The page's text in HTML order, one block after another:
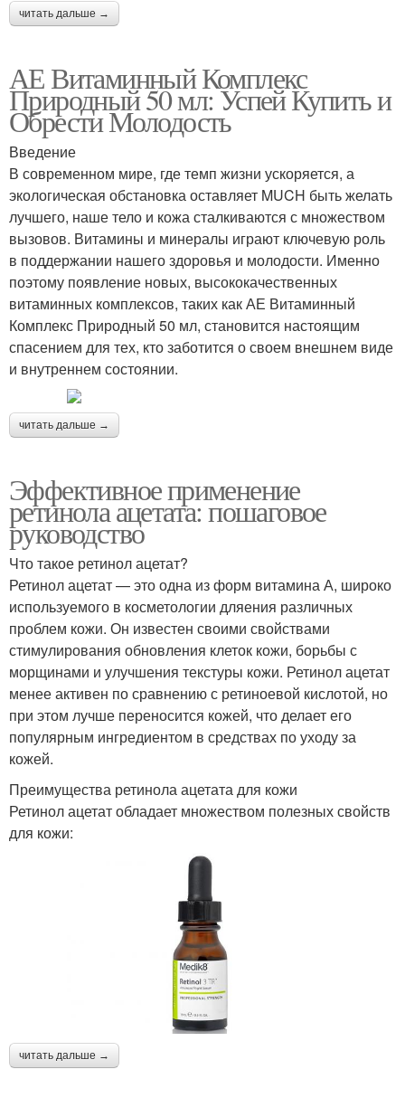
читать дальше →
АЕ Витаминный Комплекс
Природный 50 мл: Успей Купить и
Обрести Молодость
Введение
В современном мире, где темп жизни ускоряется, а
экологическая обстановка оставляет MUCH быть желать
лучшего, наше тело и кожа сталкиваются с множеством
вызовов. Витамины и минералы играют ключевую роль
в поддержании нашего здоровья и молодости. Именно
поэтому появление новых, высококачественных
витаминных комплексов, таких как АЕ Витаминный
Комплекс Природный 50 мл, становится настоящим
спасением для тех, кто заботится о своем внешнем виде
и внутреннем состоянии.
читать дальше →
Эффективное применение
ретинола ацетата: пошаговое
руководство
Что такое ретинол ацетат?
Ретинол ацетат — это одна из форм витамина А, широко
используемого в косметологии дляения различных
проблем кожи. Он известен своими свойствами
стимулирования обновления клеток кожи, борьбы с
морщинами и улучшения текстуры кожи. Ретинол ацетат
менее активен по сравнению с ретиноевой кислотой, но
при этом лучше переносится кожей, что делает его
популярным ингредиентом в средствах по уходу за
кожей.
Преимущества ретинола ацетата для кожи
Ретинол ацетат обладает множеством полезных свойств
для кожи:
читать дальше →